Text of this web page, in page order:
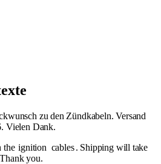
zu den Zündkabeln. Versand
Vielen Dank.
the ignition cables. Shipping will take
you.